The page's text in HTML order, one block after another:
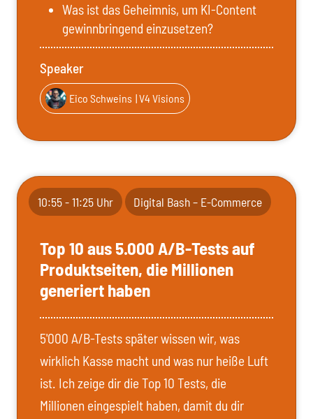
Was ist das Geheimnis, um KI-Content
gewinnbringend einzusetzen?
Speaker
Eico Schweins | V4 Visions
10:55 - 11:25 Uhr Digital Bash – E-Commerce
Top 10 aus 5.000 A/B-Tests auf
Produktseiten, die Millionen
generiert haben
5'000 A/B-Tests später wissen wir, was
wirklich Kasse macht und was nur heiße Luft
ist. Ich zeige dir die Top 10 Tests, die
Millionen eingespielt haben, damit du dir